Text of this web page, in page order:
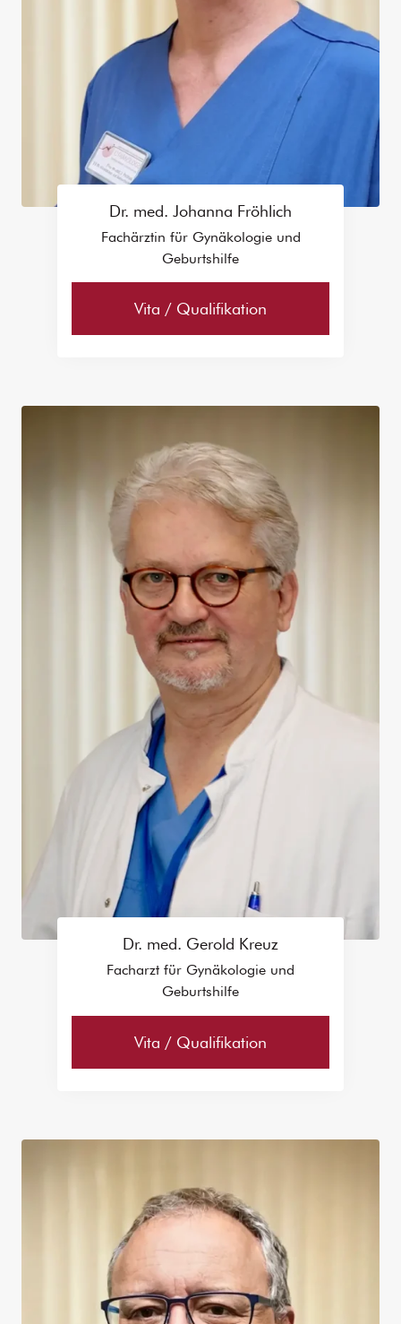
Dr. med. Johanna Fröhlich
Fachärztin für Gynäkologie und
Geburtshilfe
Vita / Qualifikation
Dr. med. Gerold Kreuz
Facharzt für Gynäkologie und
Geburtshilfe
Vita / Qualifikation